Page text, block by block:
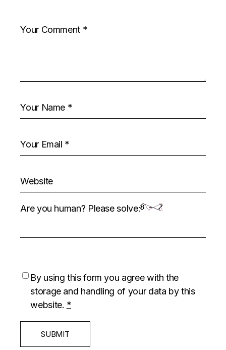
Are you human? Please solve:
By using this form you agree with the
storage and handling of your data by this
website. *
SUBMIT